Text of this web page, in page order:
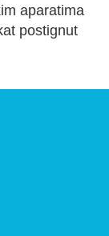
aparatima
postignut